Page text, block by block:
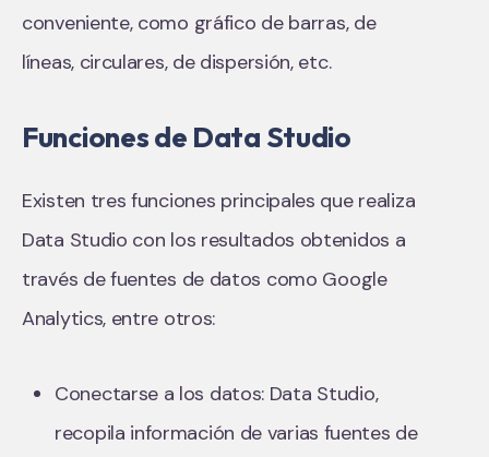
conveniente, como gráfico de barras, de
líneas, circulares, de dispersión, etc.
Funciones de Data Studio
Existen tres funciones principales que realiza
Data Studio con los resultados obtenidos a
través de fuentes de datos como Google
Analytics, entre otros:
Conectarse a los datos: Data Studio,
recopila información de varias fuentes de